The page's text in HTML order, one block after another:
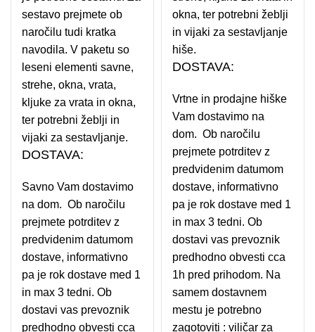
sestavo prejmete ob
naročilu tudi kratka
navodila. V paketu so
leseni elementi savne,
strehe, okna, vrata,
kljuke za vrata in okna,
ter potrebni žeblji in
vijaki za sestavljanje.
DOSTAVA:
Savno Vam dostavimo
na dom. Ob naročilu
prejmete potrditev z
predvidenim datumom
dostave, informativno
pa je rok dostave med 1
in max 3 tedni. Ob
dostavi vas prevoznik
predhodno obvesti cca
okna, ter potrebni žeblji
in vijaki za sestavljanje
hiše.
DOSTAVA:
Vrtne in prodajne hiške
Vam dostavimo na
dom. Ob naročilu
prejmete potrditev z
predvidenim datumom
dostave, informativno
pa je rok dostave med 1
in max 3 tedni. Ob
dostavi vas prevoznik
predhodno obvesti cca
1h pred prihodom. Na
samem dostavnem
mestu je potrebno
zagotoviti : viličar za